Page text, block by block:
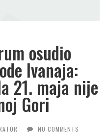
osudio
Ivanaja:
21. maja nije
Gori
NO COMMENTS